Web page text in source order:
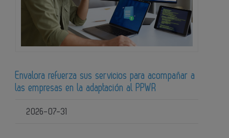
Envalora refuerza sus servicios para acompañar a
las empresas en la adaptación al PPWR
2026-07-31